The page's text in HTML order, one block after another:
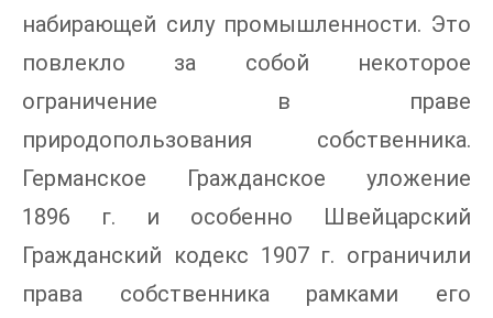
набирающей силу промышленности. Это
повлекло за собой некоторое
ограничение в праве
природопользования собственника.
Германское Гражданское уложение
1896 г. и особенно Швейцарский
Гражданский кодекс 1907 г. ограничили
права собственника рамками его